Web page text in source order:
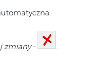
zmiany– .